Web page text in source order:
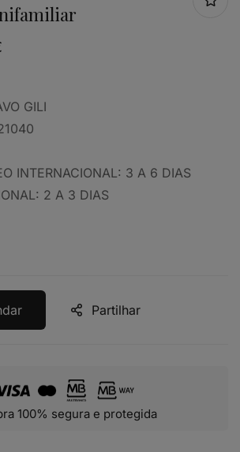
GILI
INTERNACIONAL: 3 A 6 DIAS
2 A 3 DIAS
Partilhar
100% segura e protegida